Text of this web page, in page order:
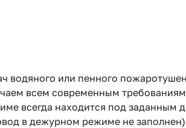
водяного или пенного
всем современным
всегда находится под заданным
в дежурном режиме не